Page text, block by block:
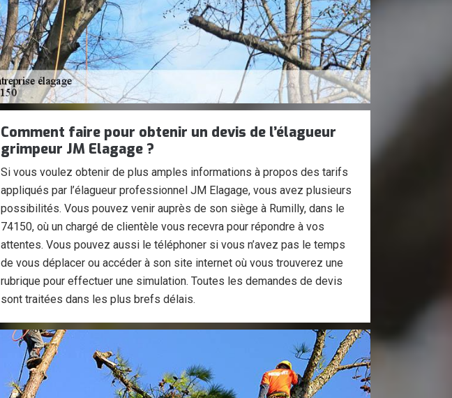
Comment faire pour obtenir un devis de l’élagueur
grimpeur JM Elagage ?
Si vous voulez obtenir de plus amples informations à propos des tarifs
appliqués par l’élagueur professionnel JM Elagage, vous avez plusieurs
possibilités. Vous pouvez venir auprès de son siège à Rumilly, dans le
74150, où un chargé de clientèle vous recevra pour répondre à vos
attentes. Vous pouvez aussi le téléphoner si vous n’avez pas le temps
de vous déplacer ou accéder à son site internet où vous trouverez une
rubrique pour effectuer une simulation. Toutes les demandes de devis
sont traitées dans les plus brefs délais.